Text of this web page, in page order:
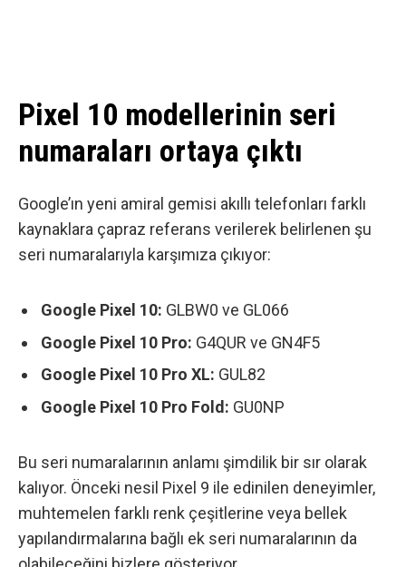
Pixel 10 modellerinin seri
numaraları ortaya çıktı
Google’ın yeni amiral gemisi akıllı telefonları farklı
kaynaklara çapraz referans verilerek belirlenen şu
seri numaralarıyla karşımıza çıkıyor:
Google Pixel 10: GLBW0 ve GL066
Google Pixel 10 Pro: G4QUR ve GN4F5
Google Pixel 10 Pro XL: GUL82
Google Pixel 10 Pro Fold: GU0NP
Bu seri numaralarının anlamı şimdilik bir sır olarak
kalıyor. Önceki nesil Pixel 9 ile edinilen deneyimler,
muhtemelen farklı renk çeşitlerine veya bellek
yapılandırmalarına bağlı ek seri numaralarının da